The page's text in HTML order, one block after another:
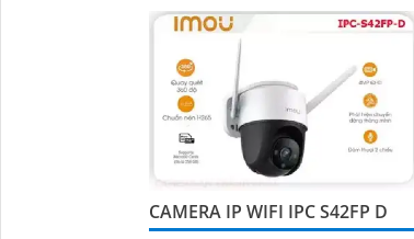
tích hợp công...
CAMERA IP WIFI IPC S42FP D